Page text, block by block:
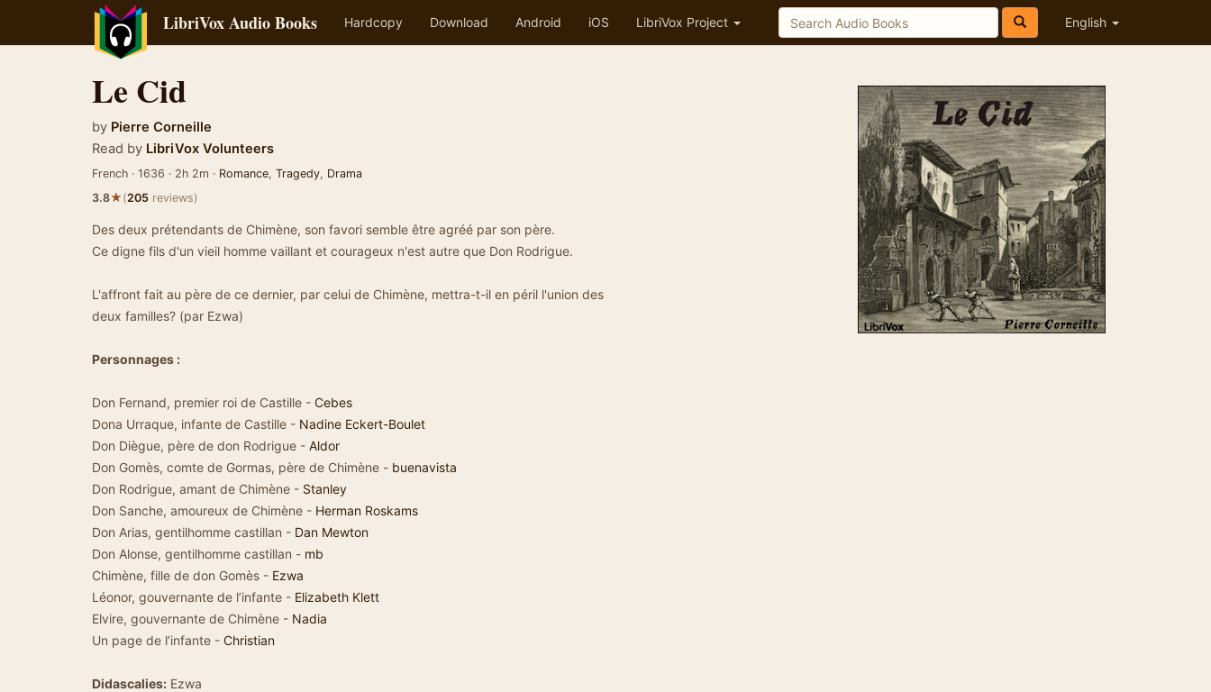
LibriVox Audio Books Hardcopy Download Android iOS LibriVox Project English
Le Cid
by Pierre Corneille
Read by LibriVox Volunteers
French · 1636 · 2h 2m · Romance, Tragedy, Drama
3.8★(205 reviews)
Des deux prétendants de Chimène, son favori semble être agréé par son père.
Ce digne fils d'un vieil homme vaillant et courageux n'est autre que Don Rodrigue.
L'affront fait au père de ce dernier, par celui de Chimène, mettra-t-il en péril l'union des
deux familles? (par Ezwa)
Personnages :
Don Fernand, premier roi de Castille - Cebes
Dona Urraque, infante de Castille - Nadine Eckert-Boulet
Don Diègue, père de don Rodrigue - Aldor
Don Gomès, comte de Gormas, père de Chimène - buenavista
Don Rodrigue, amant de Chimène - Stanley
Don Sanche, amoureux de Chimène - Herman Roskams
Don Arias, gentilhomme castillan - Dan Mewton
Don Alonse, gentilhomme castillan - mb
Chimène, fille de don Gomès - Ezwa
Léonor, gouvernante de l’infante - Elizabeth Klett
Elvire, gouvernante de Chimène - Nadia
Un page de l’infante - Christian
Didascalies: Ezwa